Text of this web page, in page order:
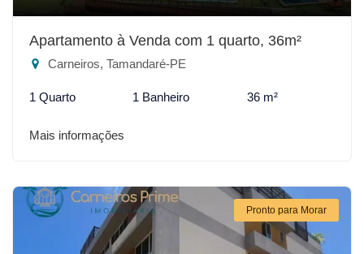
Apartamento à Venda com 1 quarto, 36m²
Carneiros, Tamandaré-PE
1 Quarto 1 Banheiro 36 m²
Mais informações
Pronto para Morar